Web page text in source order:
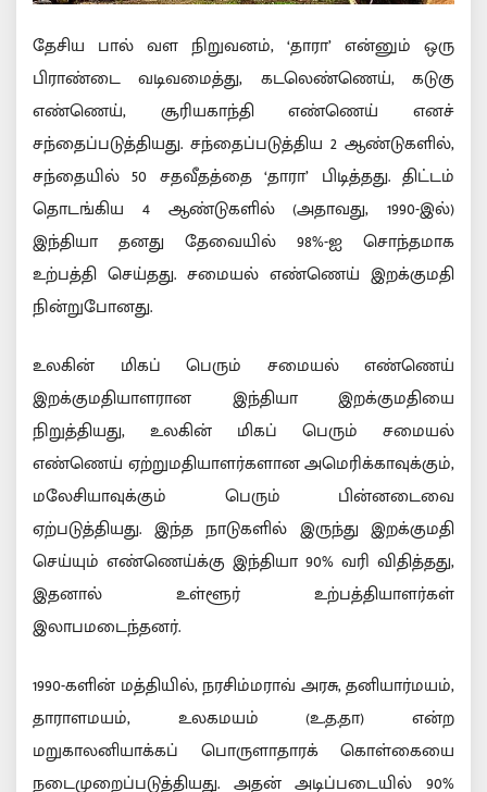
தேசிய பால் வள நிறுவனம், ‘தாரா’ என்னும் ஒரு
பிராண்டை வடிவமைத்து, கடலெண்ணெய், கடுகு
எண்ணெய், சூரியகாந்தி எண்ணெய் எனச்
சந்தைப்படுத்தியது. சந்தைப்படுத்திய 2 ஆண்டுகளில்,
சந்தையில் 50 சதவீதத்தை ‘தாரா’ பிடித்தது. திட்டம்
தொடங்கிய 4 ஆண்டுகளில் (அதாவது, 1990-இல்)
இந்தியா தனது தேவையில் 98%-ஐ சொந்தமாக
உற்பத்தி செய்தது. சமையல் எண்ணெய் இறக்குமதி
நின்றுபோனது.
உலகின் மிகப் பெரும் சமையல் எண்ணெய்
இறக்குமதியாளரான இந்தியா இறக்குமதியை
நிறுத்தியது, உலகின் மிகப் பெரும் சமையல்
எண்ணெய் ஏற்றுமதியாளர்களான அமெரிக்காவுக்கும்,
மலேசியாவுக்கும் பெரும் பின்னடைவை
ஏற்படுத்தியது. இந்த நாடுகளில் இருந்து இறக்குமதி
செய்யும் எண்ணெய்க்கு இந்தியா 90% வரி விதித்தது,
இதனால் உள்ளூர் உற்பத்தியாளர்கள்
இலாபமடைந்தனர்.
1990-களின் மத்தியில், நரசிம்மராவ் அரசு, தனியார்மயம்,
தாராளமயம், உலகமயம் (உ.த.தா) என்ற
மறுகாலனியாக்கப் பொருளாதாரக் கொள்கையை
நடைமுறைப்படுத்தியது. அதன் அடிப்படையில் 90%